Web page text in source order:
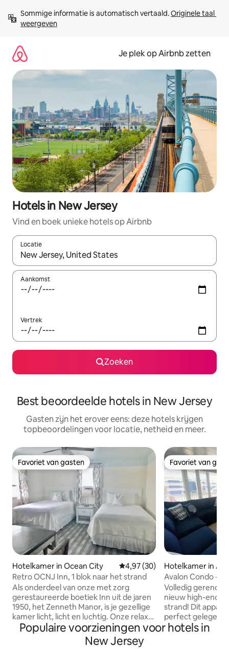
direct
naar
Sommige informatie is automatisch vertaald. Originele taal
weergeven
Je plek op Airbnb zetten
Hotels in New Jersey
Vind en boek unieke hotels op Airbnb
Locatie
Wanneer er resultaten beschikbaar zijn, maak je een keuze
Aankomst
Vertrek
Zoeken
Best beoordeelde hotels in New Jersey
Gasten zijn het erover eens: deze hotels krijgen
topbeoordelingen voor locatie, netheid en meer.
Favoriet van gasten
Favoriet van gasten
Hotelkamer in Ocean City Gemiddelde beoordeling van
4,97 (30)
Retro OCNJ Inn, 1 blok naar het strand
Als onderdeel van onze met zorg
gerestaureerde boetiek Inn uit de jaren
1950, het Zenneth Manor, is je gezellige
kamer licht, licht en luchtig. Onze relaxte
kamer op de 2e verdieping is slechts 1
BLOK naar strand en planken. Je kamer
Favoriet van
Favoriet van
Hotelkamer in
Avalon Condo -
1erslot van het
Volledig
nieuw high-end
strand! Dit
perfect gelegen
Icona & Windrift,
Populaire voorzieningen voor hotels in
New Jersey